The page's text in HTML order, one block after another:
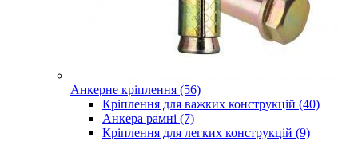
Анкерне кріплення (56)
Кріплення для важких конструкцій (40)
Анкера рамні (7)
Кріплення для легких конструкцій (9)